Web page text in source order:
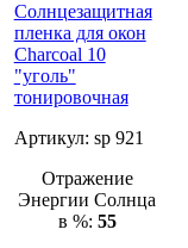
Солнцезащитная
пленка для окон
Charcoal 10
"уголь"
тонировочная
Артикул: sp 921
Отражение
Энергии Солнца
в %: 55